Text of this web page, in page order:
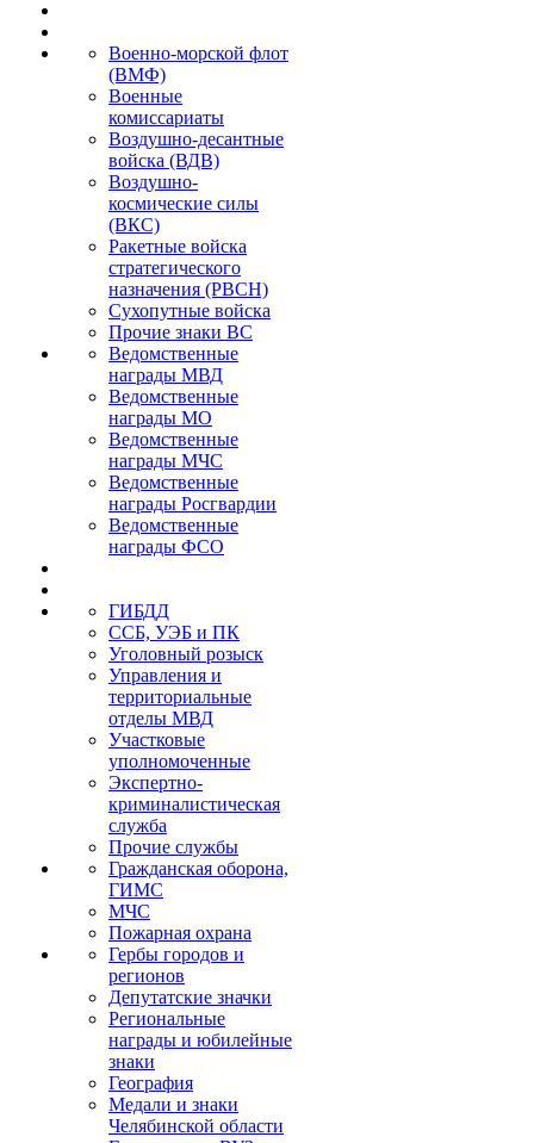
Военно-морской флот
(ВМФ)
Военные
комиссариаты
Воздушно-десантные
войска (ВДВ)
Воздушно-
космические силы
(ВКС)
Ракетные войска
стратегического
назначения (РВСН)
Сухопутные войска
Прочие знаки ВС
Ведомственные
награды МВД
Ведомственные
награды МО
Ведомственные
награды МЧС
Ведомственные
награды Росгвардии
Ведомственные
награды ФСО
ГИБДД
ССБ, УЭБ и ПК
Уголовный розыск
Управления и
территориальные
отделы МВД
Участковые
уполномоченные
Экспертно-
криминалистическая
служба
Прочие службы
Гражданская оборона,
ГИМС
МЧС
Пожарная охрана
Гербы городов и
регионов
Депутатские значки
Региональные
награды и юбилейные
знаки
География
Медали и знаки
Челябинской области